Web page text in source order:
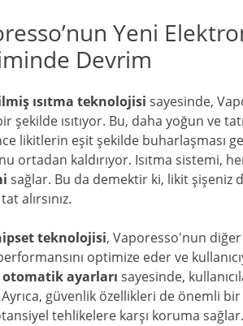
Yeni
Devrim
ısıtma teknolojisi sayesinde,
şekilde ısıtıyor. Bu, daha yoğun ve
likitlerin eşit şekilde buharlaşması
ortadan kaldırıyor. Isıtma sistemi,
sağlar. Bu da demektir ki, likit şişeniz
alırsınız.
teknolojisi, Vaporesso'nun
optimize eder ve
otomatik ayarları sayesinde,
güvenlik özellikleri de önemli bir
tehlikelere karşı koruma sağlar.